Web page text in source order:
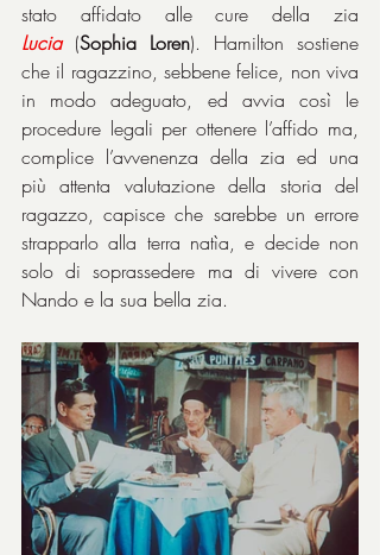
Lucia (Sophia Loren). Hamilton sostiene
che il ragazzino, sebbene felice, non viva
in modo adeguato, ed avvia così le
procedure legali per ottenere l’affido ma,
complice l’avvenenza della zia ed una
più attenta valutazione della storia del
ragazzo, capisce che sarebbe un errore
strapparlo alla terra natìa, e decide non
solo di soprassedere ma di vivere con
Nando e la sua bella zia.